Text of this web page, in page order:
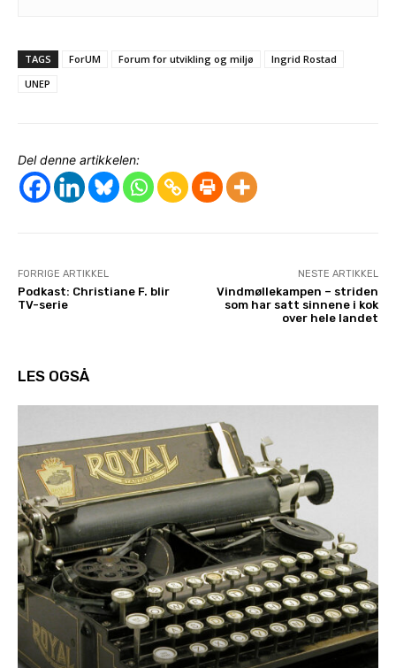
TAGS ForUM Forum for utvikling og miljø
Ingrid Rostad
UNEP
Del denne artikkelen:
FORRIGE ARTIKKEL
Podkast: Christiane F. blir
TV-serie
NESTE ARTIKKEL
Vindmøllekampen – striden
som har satt sinnene i kok
over hele landet
LES OGSÅ